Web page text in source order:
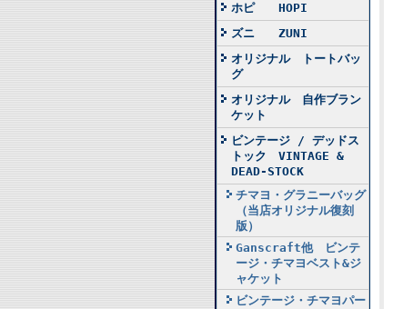
ホピ HOPI
ズニ ZUNI
オリジナル トートバッ
グ
オリジナル 自作ブラン
ケット
ビンテージ / デッドス
トック VINTAGE &
DEAD-STOCK
チマヨ・グラニーバッグ
（当店オリジナル復刻
版）
Ganscraft他 ビンテ
ージ・チマヨベスト&ジ
ャケット
ビンテージ・チマヨパー